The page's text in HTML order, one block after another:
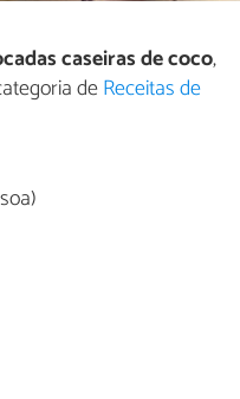
caseiras de coco,
deReceitas de